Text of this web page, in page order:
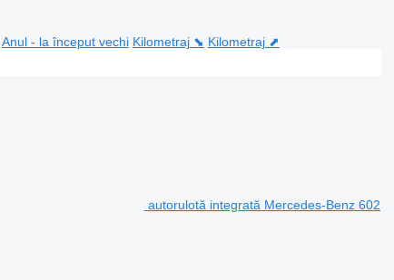
Anul - la început vechi Kilometraj ⬊ Kilometraj ⬈
autorulotă integrată Mercedes-Benz 602